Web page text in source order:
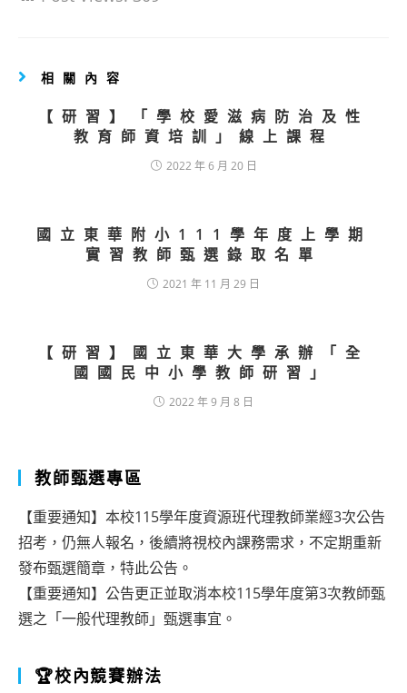
相關內容
【研習】「學校愛滋病防治及性
教育師資培訓」線上課程
2022 年 6 月 20 日
國立東華附小111學年度上學期
實習教師甄選錄取名單
2021 年 11 月 29 日
【研習】國立東華大學承辦「全
國國民中小學教師研習」
2022 年 9 月 8 日
教師甄選專區
【重要通知】本校115學年度資源班代理教師業經3次公告
招考，仍無人報名，後續將視校內課務需求，不定期重新
發布甄選簡章，特此公告。
【重要通知】公告更正並取消本校115學年度第3次教師甄
選之「一般代理教師」甄選事宜。
🏆校內競賽辦法